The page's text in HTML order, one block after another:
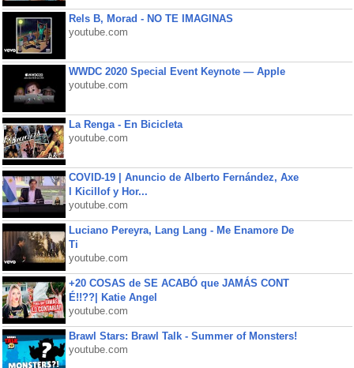
Rels B, Morad - NO TE IMAGINAS
youtube.com
WWDC 2020 Special Event Keynote — Apple
youtube.com
La Renga - En Bicicleta
youtube.com
COVID-19 | Anuncio de Alberto Fernández, Axe
l Kicillof y Hor...
youtube.com
Luciano Pereyra, Lang Lang - Me Enamore De
Ti
youtube.com
+20 COSAS de SE ACABÓ que JAMÁS CONT
É!!??| Katie Angel
youtube.com
Brawl Stars: Brawl Talk - Summer of Monsters!
youtube.com